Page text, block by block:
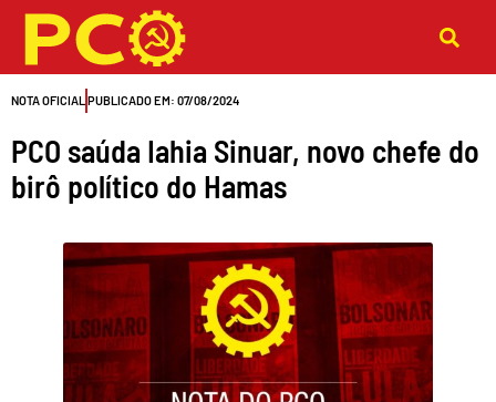
o
conteúdo
NOTA OFICIALPUBLICADO EM: 07/08/2024
PCO saúda Iahia Sinuar, novo chefe do
birô político do Hamas